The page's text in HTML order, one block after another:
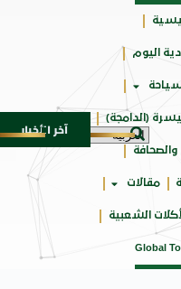
اليوم
(الدامجة)
والصحافة
مقالات
الشعبية
Global
آخر الأخبار
زايتشيكوف يستقبل وفد